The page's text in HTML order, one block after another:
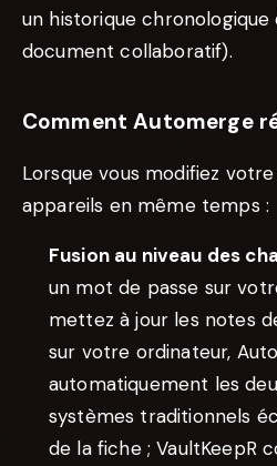
un historique
document collaboratif).
Comment Automerge
Lorsque vous modifiez
appareils en même temps :
Fusion au niveau des
un mot de passe sur
mettez à jour les notes
sur votre ordinateur,
automatiquement les
systèmes traditionnels
de la fiche ; VaultKeepR